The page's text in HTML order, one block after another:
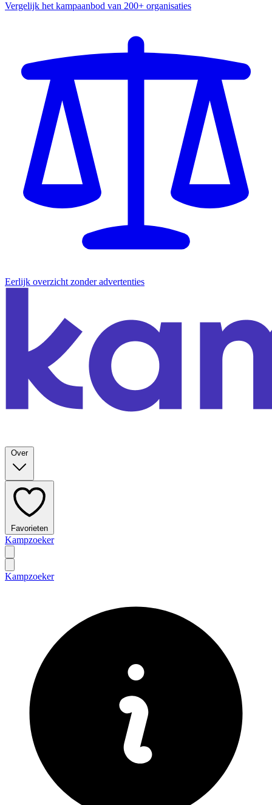
Vergelijk het kampaanbod van 200+ organisaties
Eerlijk overzicht zonder advertenties
Over
Favorieten
Kampzoeker
Kampzoeker